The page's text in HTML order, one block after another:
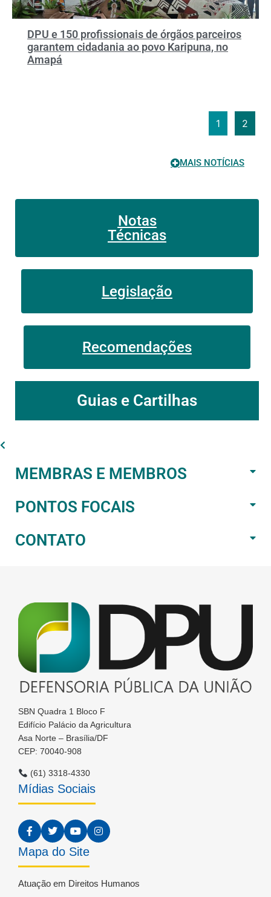
DPU e 150 profissionais de órgãos parceiros
garantem cidadania ao povo Karipuna, no
Amapá
1 2
MAIS NOTÍCIAS
Notas
Técnicas
Legislação
Recomendações
Guias e Cartilhas
MEMBRAS E MEMBROS
PONTOS FOCAIS
CONTATO
SBN Quadra 1 Bloco F
Edifício Palácio da Agricultura
Asa Norte – Brasília/DF
CEP: 70040-908
(61) 3318-4330
Mídias Sociais
Mapa do Site
Atuação em Direitos Humanos